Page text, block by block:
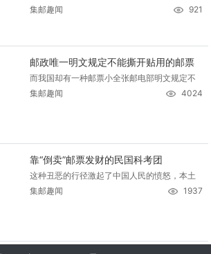
集邮趣闻
921
邮政唯一明文规定不能撕开贴用的邮票
而我国却有一种邮票小全张邮电部明文规定不
集邮趣闻
4024
靠“倒卖”邮票发财的民国科考团
这种丑恶的行径激起了中国人民的愤怒，本土
集邮趣闻
1937